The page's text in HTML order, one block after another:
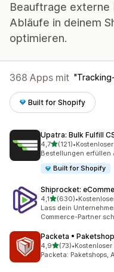
Beauftrage externe
Abläufe in deinem
optimieren.
368 Apps mit
Built for Shopify
Upatra: Bulk Fulfill
4,7von 5 Sternen
(121)
121 Rezensionen
•
Bestellungen erfüllen
Built for Shopify
Shiprocket:
4,1von 5 Sternen
(630)
630 Rezensionen
•
Lass dein
Commerce-Partner
Packeta •
4,9von 5 Sternen
(73)
73 Rezensionen
•
Packeta: Paketshops,